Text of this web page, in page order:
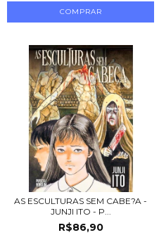
AS ESCULTURAS SEM CABE?A -
JUNJI ITO - P...
R$86,90